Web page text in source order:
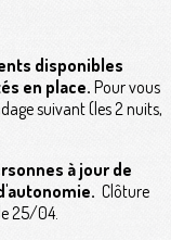
disponibles
en place. Pour vous
suivant (les 2 nuits,
à jour de
Clôture
25/04.